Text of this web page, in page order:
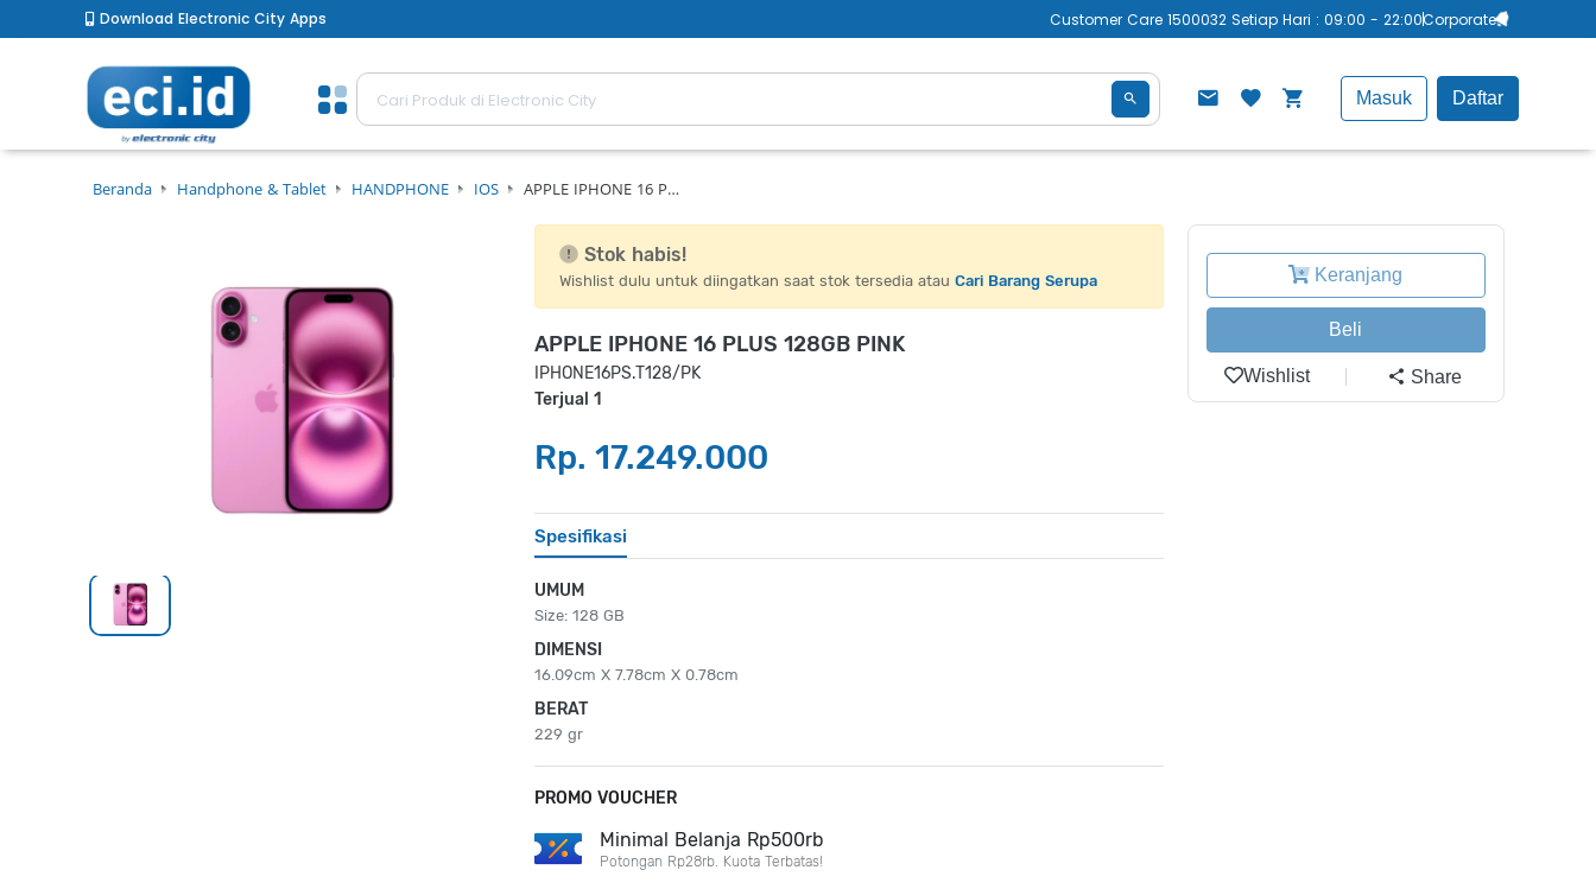
Download Electronic City Apps Customer Care 1500032 Setiap Hari : 09:00 - 22:00Corporate
Masuk Daftar
Beranda Handphone & Tablet HANDPHONE IOS APPLE IPHONE 16 P…
Stok habis!
Wishlist dulu untuk diingatkan saat stok tersedia atauCari Barang Serupa
APPLE IPHONE 16 PLUS 128GB PINK
IPHONE16PS.T128/PK
Terjual 1
Rp. 17.249.000
Spesifikasi
UMUM
Size: 128 GB
DIMENSI
16.09cm X 7.78cm X 0.78cm
BERAT
229 gr
PROMO VOUCHER
Minimal Belanja Rp500rb
Potongan Rp28rb. Kuota Terbatas!
Keranjang
Beli
Wishlist Share